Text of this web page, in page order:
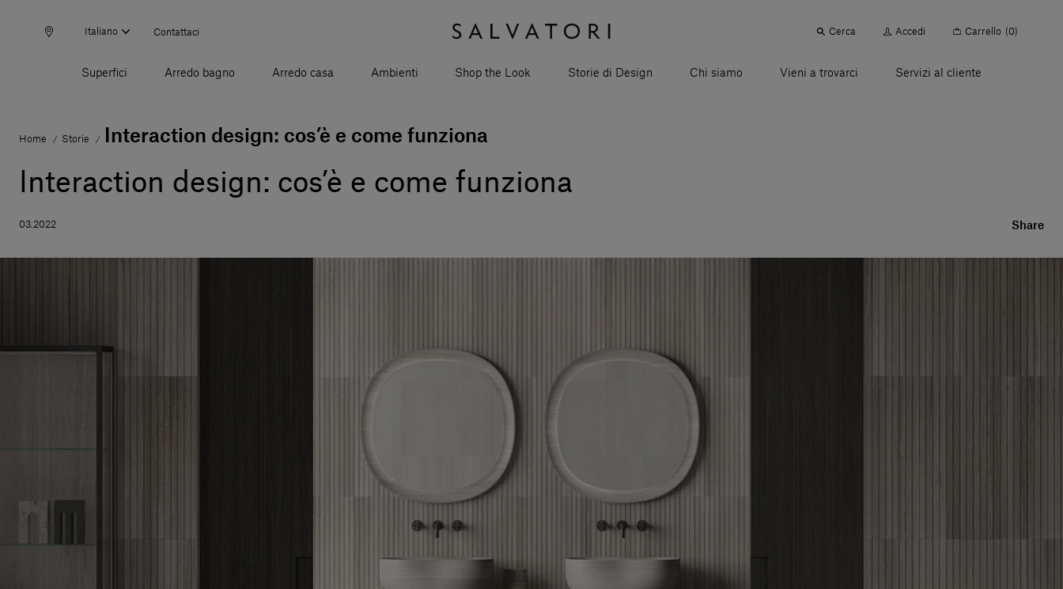
Italiano Contattaci Cerca Accedi Carrello (0)
Superfici Arredo bagno Arredo casa Ambienti Shop the Look Storie di Design Chi siamo Vieni a trovarci Servizi al cliente
Home / Storie / Interaction design: cos’è e come funziona
Interaction design: cos’è e come funziona
03.2022 Share